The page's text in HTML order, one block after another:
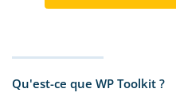
Qu'est-ce que WP Toolkit ?